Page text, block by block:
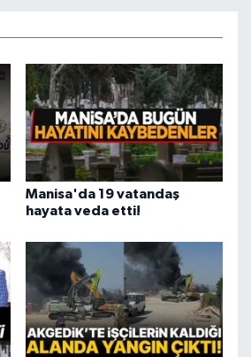
Manisa'da 19 vatandaş
hayata veda etti!